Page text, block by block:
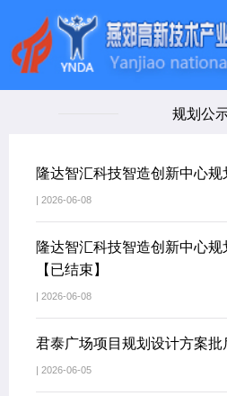
规划公
隆达智汇科技智造创新中心
| 2026-06-08
隆达智汇科技智造创新中心
【已结束】
| 2026-06-08
君泰广场项目规划设计方案批
| 2026-06-05